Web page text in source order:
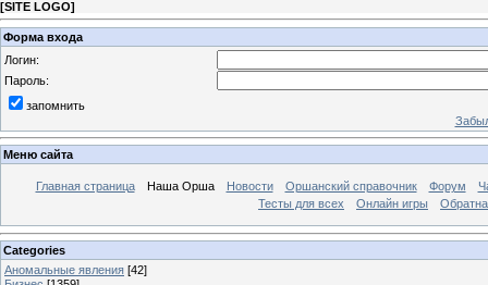
[SITE LOGO]
Форма входа
Логин:
Пароль:
запомнить
Меню сайта
Главная страница Наша Орша Новости Оршанский справочник Форум
Тесты для всех
Онлайн игры
Categories
Аномальные явления [42]